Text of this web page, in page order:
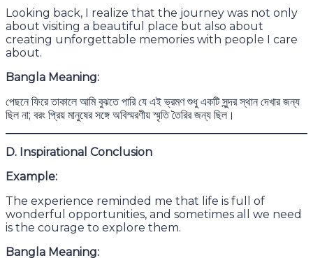
Looking back, I realize that the journey was not only
about visiting a beautiful place but also about
creating unforgettable memories with people I care
about.
Bangla Meaning:
পেছনে ফিরে তাকালে আমি বুঝতে পারি যে এই ভ্রমণ শুধু একটি সুন্দর স্থান দেখার জন্য
ছিল না; বরং প্রিয় মানুষের সঙ্গে অবিস্মরণীয় স্মৃতি তৈরির জন্য ছিল।
D. Inspirational Conclusion
Example:
The experience reminded me that life is full of
wonderful opportunities, and sometimes all we need
is the courage to explore them.
Bangla Meaning: